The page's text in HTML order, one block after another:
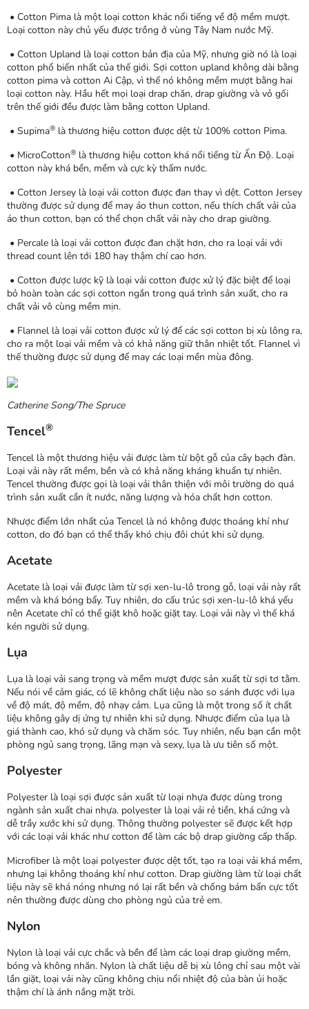
• Cotton Pima là một loại cotton khác nổi tiếng về độ mềm mượt.
Loại cotton này chủ yếu được trồng ở vùng Tây Nam nước Mỹ.
• Cotton Upland là loại cotton bản địa của Mỹ, nhưng giờ nó là loại
cotton phổ biến nhất của thế giới. Sợi cotton upland không dài bằng
cotton pima và cotton Ai Cập, vì thế nó không mềm mượt bằng hai
loại cotton này. Hầu hết mọi loại drap chăn, drap giường và vỏ gối
trên thế giới đều được làm bằng cotton Upland.
• Supima® là thương hiệu cotton được dệt từ 100% cotton Pima.
• MicroCotton® là thương hiệu cotton khá nổi tiếng từ Ấn Độ. Loại
cotton này khá bền, mềm và cực kỳ thấm nước.
• Cotton Jersey là loại vải cotton được đan thay vì dệt. Cotton Jersey
thường được sử dụng để may áo thun cotton, nếu thích chất vải của
áo thun cotton, bạn có thể chọn chất vải này cho drap giường.
• Percale là loại vải cotton được đan chặt hơn, cho ra loại vải với
thread count lên tới 180 hay thậm chí cao hơn.
• Cotton được lược kỹ là loại vải cotton được xử lý đặc biệt để loại
bỏ hoàn toàn các sợi cotton ngắn trong quá trình sản xuất, cho ra
chất vải vô cùng mềm mịn.
• Flannel là loại vải cotton được xử lý để các sợi cotton bị xù lông ra,
cho ra một loại vải mềm và có khả năng giữ thân nhiệt tốt. Flannel vì
thế thường được sử dụng để may các loại mền mùa đông.
Catherine Song/The Spruce
Tencel®
Tencel là một thương hiệu vải được làm từ bột gỗ của cây bạch đàn.
Loại vải này rất mềm, bền và có khả năng kháng khuẩn tự nhiên.
Tencel thường được gọi là loại vải thân thiện với môi trường do quá
trình sản xuất cần ít nước, năng lượng và hóa chất hơn cotton.
Nhược điểm lớn nhất của Tencel là nó không được thoáng khí như
cotton, do đó bạn có thể thấy khó chịu đôi chút khi sử dụng.
Acetate
Acetate là loại vải được làm từ sợi xen-lu-lô trong gỗ, loại vải này rất
mềm và khá bóng bẩy. Tuy nhiên, do cấu trúc sợi xen-lu-lô khá yếu
nên Acetate chỉ có thể giặt khô hoặc giặt tay. Loại vải này vì thế khá
kén người sử dụng.
Lụa
Lụa là loại vải sang trọng và mềm mượt được sản xuất từ sợi tơ tằm.
Nếu nói về cảm giác, có lẽ không chất liệu nào so sánh được với lụa
về độ mát, độ mềm, độ nhạy cảm. Lụa cũng là một trong số ít chất
liệu không gây dị ứng tự nhiên khi sử dụng. Nhược điểm của lụa là
giá thành cao, khó sử dụng và chăm sóc. Tuy nhiên, nếu bạn cần một
phòng ngủ sang trọng, lãng mạn và sexy, lụa là ưu tiên số một.
Polyester
Polyester là loại sợi được sản xuất từ loại nhựa được dùng trong
ngành sản xuất chai nhựa. polyester là loại vải rẻ tiền, khá cứng và
dễ trầy xước khi sử dụng. Thông thường polyester sẽ được kết hợp
với các loại vải khác như cotton để làm các bộ drap giường cấp thấp.
Microfiber là một loại polyester được dệt tốt, tạo ra loại vải khá mềm,
nhưng lại không thoáng khí như cotton. Drap giường làm từ loại chất
liệu này sẽ khá nóng nhưng nó lại rất bền và chống bám bẩn cực tốt
nên thường được dùng cho phòng ngủ của trẻ em.
Nylon
Nylon là loại vải cực chắc và bền để làm các loại drap giường mềm,
bóng và không nhăn. Nylon là chất liệu dễ bị xù lông chỉ sau một vài
lần giặt, loại vải này cũng không chịu nổi nhiệt độ của bàn ủi hoặc
thậm chí là ánh nắng mặt trời.